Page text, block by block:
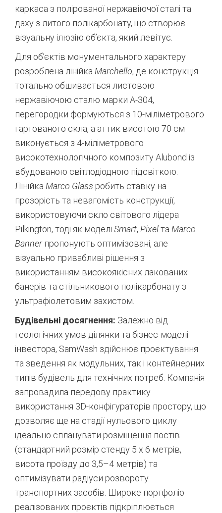
каркаса з полірованої нержавіючої сталі та
даху з литого полікарбонату, що створює
візуальну ілюзію об’єкта, який левітує.
Для об’єктів монументального характеру
розроблена лінійка Marchello, де конструкція
тотально обшивається листовою
нержавіючою сталю марки А-304,
перегородки формуються з 10-міліметрового
гартованого скла, а аттик висотою 70 см
виконується з 4-міліметрового
високотехнологічного композиту Alubond із
вбудованою світлодіодною підсвіткою.
Лінійка Marco Glass робить ставку на
прозорість та невагомість конструкції,
використовуючи скло світового лідера
Pilkington, тоді як моделі Smart, Pixelта Marco
Bannerпропонують оптимізовані, але
візуально привабливі рішення з
використанням високоякісних лакованих
банерів та стільникового полікарбонату з
ультрафіолетовим захистом.
Будівельні досягнення: Залежно від
геологічних умов ділянки та бізнес-моделі
інвестора, SamWash здійснює проєктування
та зведення як модульних, так і контейнерних
типів будівель для технічних потреб. Компанія
запровадила передову практику
використання 3D-конфігураторів простору, що
дозволяє ще на стадії нульового циклу
ідеально спланувати розміщення постів
(стандартний розмір стенду 5 х 6 метрів,
висота проїзду до 3,5–4 метрів) та
оптимізувати радіуси розвороту
транспортних засобів. Широке портфоліо
реалізованих проєктів підкріплюється